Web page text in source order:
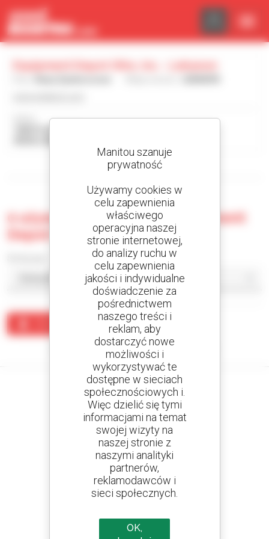
Wyświetl filtry wyszukiwania
0 używana maszyna do Equipment
Depot Ohio, Inc. - Lebanon
Żaden wynik nie odpowiada wyszukiwaniu.
Utwórz swoje alerty
i otrzymuj ogłoszenia o sprzęcie używanym
800 dealerów
Manitou na całym świecie
Panel zarządzania plikami cookies
Manitou szanuje
prywatność
Używamy cookies w
celu zapewnienia
właściwego
operacyjna naszej
stronie internetowej,
do analizy ruchu w
celu zapewnienia
jakości i indywidualne
doświadczenie za
pośrednictwem
naszego treści i
reklam, aby
dostarczyć nowe
możliwości i
wykorzystywać te
dostępne w sieciach
społecznościowych i.
Więc dzielić się tymi
informacjami na temat
swojej wizyty na
naszej stronie z
naszymi analityki
partnerów,
reklamodawców i
sieci społecznych.
OK,